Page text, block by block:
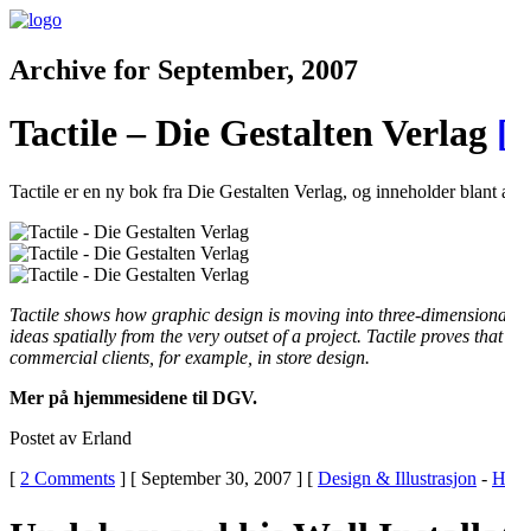
Archive for September, 2007
Tactile – Die Gestalten Verlag
Tactile er en ny bok fra Die Gestalten Verlag, og inneholder blant
Tactile shows how graphic design is moving into three-
ideas spatially from the very outset of a project. Tactile proves
commercial clients, for example, in store design.
Mer på hjemmesidene til DGV.
Postet av Erland
[ 2 Comments ] [ September 30, 2007 ] [ Design & Illustrasjon -